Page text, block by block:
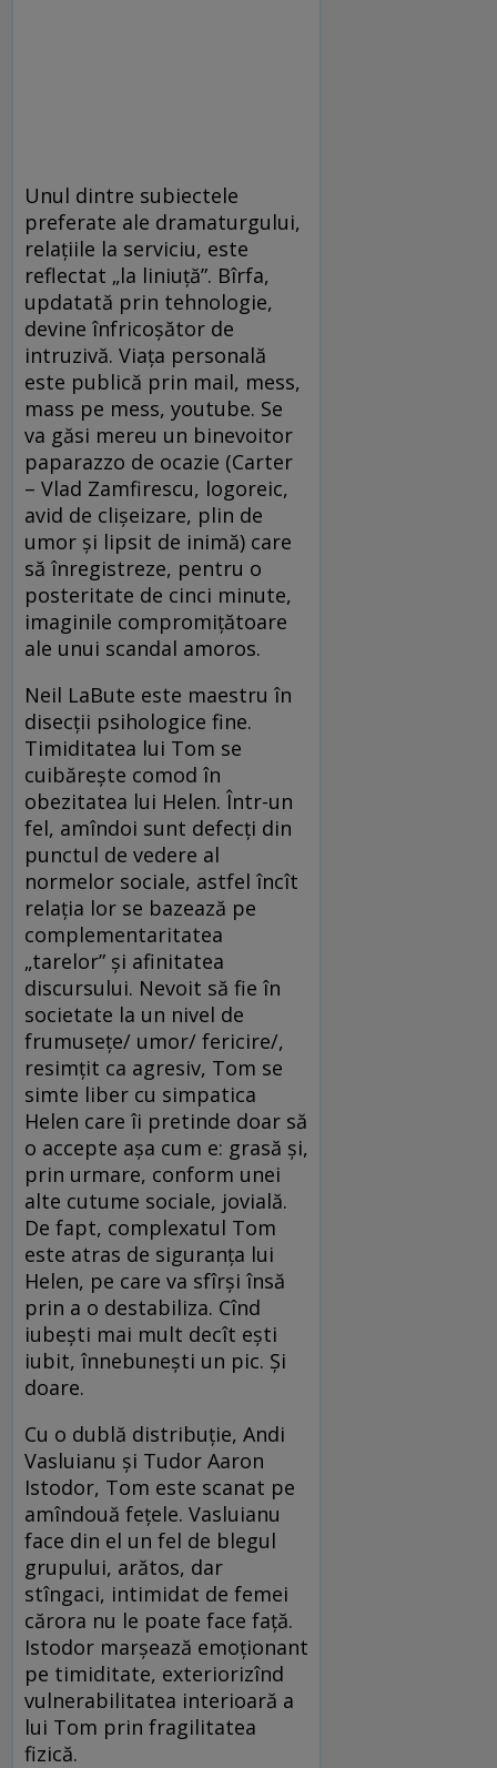
Unul dintre subiectele
preferate ale dramaturgului,
relaţiile la serviciu, este
reflectat „la liniuţă”. Bîrfa,
updatată prin tehnologie,
devine înfricoşător de
intruzivă. Viaţa personală
este publică prin mail, mess,
mass pe mess, youtube. Se
va găsi mereu un binevoitor
paparazzo de ocazie (Carter
– Vlad Zamfirescu, logoreic,
avid de clişeizare, plin de
umor şi lipsit de inimă) care
să înregistreze, pentru o
posteritate de cinci minute,
imaginile compromiţătoare
ale unui scandal amoros.
Neil LaBute este maestru în
disecţii psihologice fine.
Timiditatea lui Tom se
cuibăreşte comod în
obezitatea lui Helen. Într-un
fel, amîndoi sunt defecţi din
punctul de vedere al
normelor sociale, astfel încît
relaţia lor se bazează pe
complementaritatea
„tarelor” şi afinitatea
discursului. Nevoit să fie în
societate la un nivel de
frumuseţe/ umor/ fericire/,
resimţit ca agresiv, Tom se
simte liber cu simpatica
Helen care îi pretinde doar să
o accepte aşa cum e: grasă şi,
prin urmare, conform unei
alte cutume sociale, jovială.
De fapt, complexatul Tom
este atras de siguranţa lui
Helen, pe care va sfîrşi însă
prin a o destabiliza. Cînd
iubeşti mai mult decît eşti
iubit, înnebuneşti un pic. Şi
doare.
Cu o dublă distribuţie, Andi
Vasluianu şi Tudor Aaron
Istodor, Tom este scanat pe
amîndouă feţele. Vasluianu
face din el un fel de blegul
grupului, arătos, dar
stîngaci, intimidat de femei
cărora nu le poate face faţă.
Istodor marşează emoţionant
pe timiditate, exteriorizînd
vulnerabilitatea interioară a
lui Tom prin fragilitatea
fizică.